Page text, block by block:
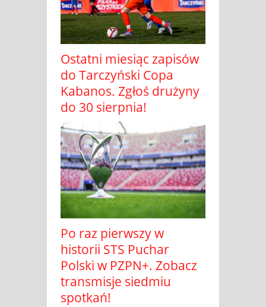
Ostatni miesiąc zapisów
do Tarczyński Copa
Kabanos. Zgłoś drużyny
do 30 sierpnia!
Po raz pierwszy w
historii STS Puchar
Polski w PZPN+. Zobacz
transmisje siedmiu
spotkań!